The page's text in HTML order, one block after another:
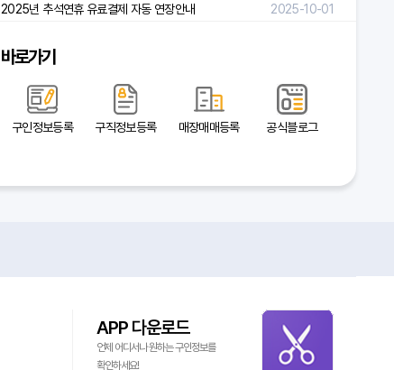
2025년 추석연휴 유료결제 자동 연장안내
2025-10-01
바로가기
구인정보등록 구직정보등록 매장매매등록 공식블로그
APP 다운로드
언제 어디서나 원하는 구인정보를
확인하세요!